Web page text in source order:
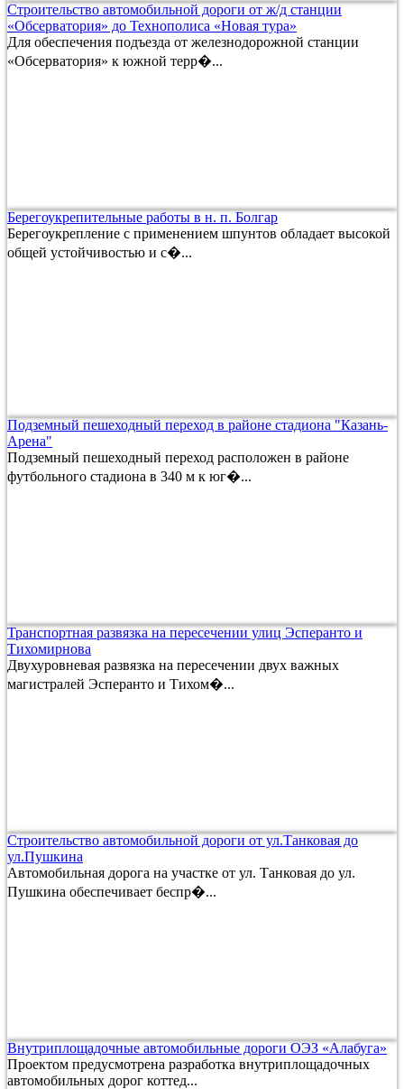
Строительство автомобильной дороги от ж/д станции
«Обсерватория» до Технополиса «Новая тура»
Для обеспечения подъезда от железнодорожной станции
«Обсерватория» к южной терр�...
Берегоукрепительные работы в н. п. Болгар
Берегоукрепление с применением шпунтов обладает высокой
общей устойчивостью и с�...
Подземный пешеходный переход в районе стадиона "Казань-
Арена"
Подземный пешеходный переход расположен в районе
футбольного стадиона в 340 м к юг�...
Транспортная развязка на пересечении улиц Эсперанто и
Тихомирнова
Двухуровневая развязка на пересечении двух важных
магистралей Эсперанто и Тихом�...
Строительство автомобильной дороги от ул.Танковая до
ул.Пушкина
Автомобильная дорога на участке от ул. Танковая до ул.
Пушкина обеспечивает беспр�...
Внутриплощадочные автомобильные дороги ОЭЗ «Алабуга»
Проектом предусмотрена разработка внутриплощадочных
автомобильных дорог коттед...